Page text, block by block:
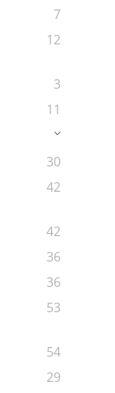
7
12
3
11
30
42
42
36
36
53
54
29